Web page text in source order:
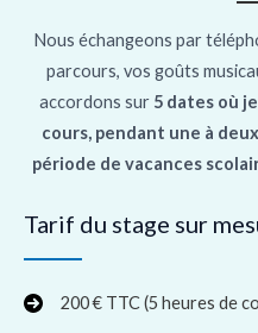
Nous échangeons par
parcours, vos goûts
accordons sur 5 dates où
cours, pendant une à
période de vacances
Tarif du stage sur
200 € TTC (5 heures de